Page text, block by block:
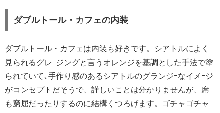
ダブルトール・カフェの内装
ダブルトール・カフェは内装も好きです。シアトルによく
見られるグレｰジングと言うオレンジを基調とした手法で塗
られていて､手作り感のあるシアトルのグランジｰなイメｰジ
がコンセプトだそうで、詳しいことは分かりませんが、席
も窮屈だったりするのに結構くつろげます。ゴチャゴチャ